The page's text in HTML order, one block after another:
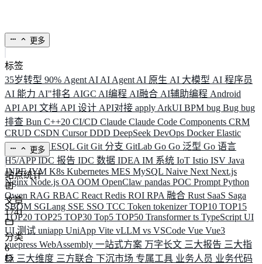
更多
标签
35岁转型 90% Agent AI AI Agent AI 原生 AI 大模型 AI 程序员
AI 能力 AI"排名 AIGC AI编程 AI融合 AI辅助编程 Android
API API 文档 API 设计 API对接 apply ArkUI BPM bug Bug bug
排查 Bun C++20 CI/CD Claude Claude Code Components CRM
CRUD CSDN CursorDDD DeepSeek DevOps DockerElastic
ELK ElysiaESQL Git Git 分支 GitLab Go Go 泛型 Go 语言
H5/APPIDC 报告 IDC 数据 IDEA IM 系统 IoT Istio ISV Java
JNPFJVM K8s Kubernetes MES MySQL Naive Next Next.js
NginxNode.js OA OOM OpenClaw pandas POC Prompt Python
Qwen RAG RBAC React Redis ROI RPA 融合 Rust SaaS Saga
SBOM SGLang SSE SSO TCC Token tokenizerTOP10 TOP15
TOP20 TOP25 TOP30 Top5 TOP50 Transformerts TypeScript UI
UI 测试 uniapp UniApp Vite vLLM vs VSCode Vue Vue3
vuepress WebAssembly 一站式方案 万字长文 三大报告 三大指
标 三大维度 三方联合 下沉市场 专属工具 业务人员 业务代码
更多
站点统计
文章
1741
分类
6